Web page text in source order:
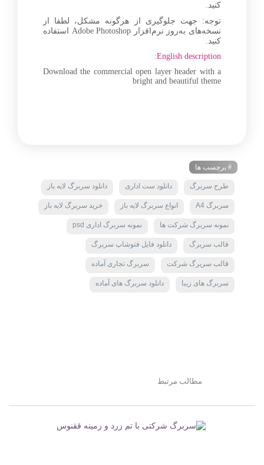
کنید.
توجه: جهت جلوگیری از هرگونه مشکل، لطفا از
نسخه‌های به‌روز نرم‌افزار Adobe Photoshop استفاده
کنید.
English description:
Download the commercial open layer header with a
bright and beautiful theme
# برچسب ها
طرح سربرگ دانلود ست اداری دانلود سربرگ لایه باز
سربرگ A4 انواع سربرگ لایه باز خرید سربرگ لایه باز
نمونه سربرگ شرکت ها نمونه سربرگ اداری psd
قالب سربرگ دانلود فایل فتوشاپ سربرگ
قالب سربرگ شرکت سربرگ تجاری آماده
سربرگ های زیبا دانلود سربرگ های آماده
مطالب مرتبط